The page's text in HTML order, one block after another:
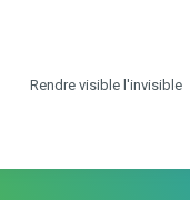
Rendre visible l'invisible